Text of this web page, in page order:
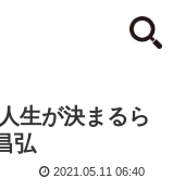
生が決まるら
弘
2021.05.11 06:40